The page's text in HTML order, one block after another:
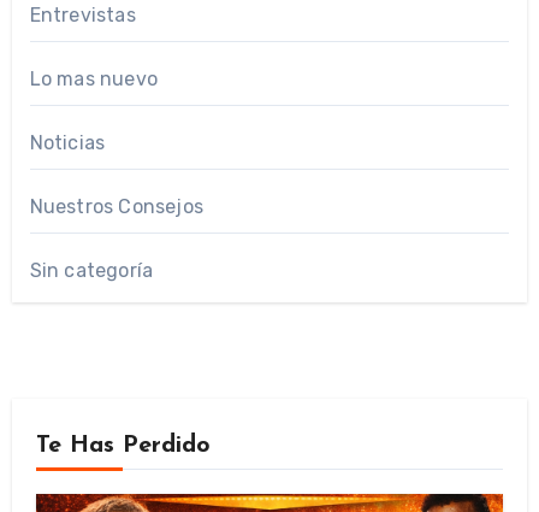
Entrevistas
Lo mas nuevo
Noticias
Nuestros Consejos
Sin categoría
Te Has Perdido